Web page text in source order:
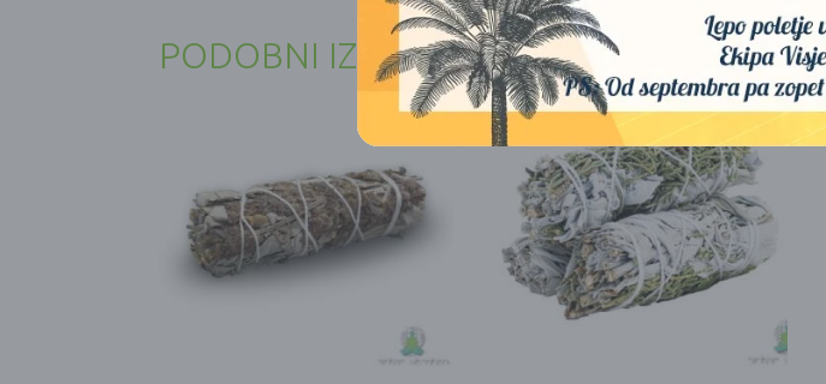
PODOBNI IZDELKI